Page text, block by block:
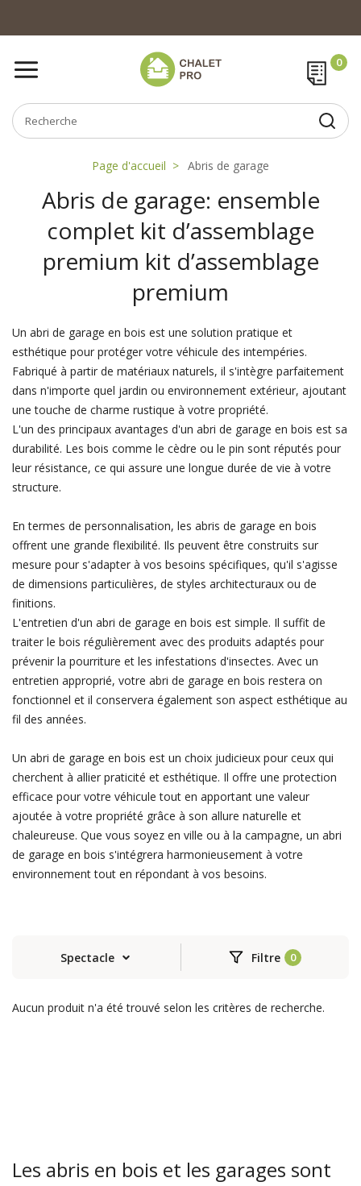
Page d'accueil Abris de garage
Abris de garage: ensemble
complet kit d’assemblage
premium kit d’assemblage
premium
Un abri de garage en bois est une solution pratique et
esthétique pour protéger votre véhicule des intempéries.
Fabriqué à partir de matériaux naturels, il s'intègre parfaitement
dans n'importe quel jardin ou environnement extérieur, ajoutant
une touche de charme rustique à votre propriété.
L'un des principaux avantages d'un abri de garage en bois est sa
durabilité. Les bois comme le cèdre ou le pin sont réputés pour
leur résistance, ce qui assure une longue durée de vie à votre
structure.
En termes de personnalisation, les abris de garage en bois
offrent une grande flexibilité. Ils peuvent être construits sur
mesure pour s'adapter à vos besoins spécifiques, qu'il s'agisse
de dimensions particulières, de styles architecturaux ou de
finitions.
L'entretien d'un abri de garage en bois est simple. Il suffit de
traiter le bois régulièrement avec des produits adaptés pour
prévenir la pourriture et les infestations d'insectes. Avec un
entretien approprié, votre abri de garage en bois restera on
fonctionnel et il conservera également son aspect esthétique au
fil des années.
Un abri de garage en bois est un choix judicieux pour ceux qui
cherchent à allier praticité et esthétique. Il offre une protection
efficace pour votre véhicule tout en apportant une valeur
ajoutée à votre propriété grâce à son allure naturelle et
chaleureuse. Que vous soyez en ville ou à la campagne, un abri
de garage en bois s'intégrera harmonieusement à votre
environnement tout en répondant à vos besoins.
Spectacle Filtre
Aucun produit n'a été trouvé selon les critères de recherche.
Les abris en bois et les garages sont